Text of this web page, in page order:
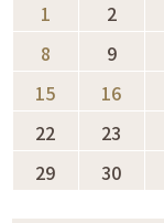
1
2
8
9
15
16
22
23
29
30